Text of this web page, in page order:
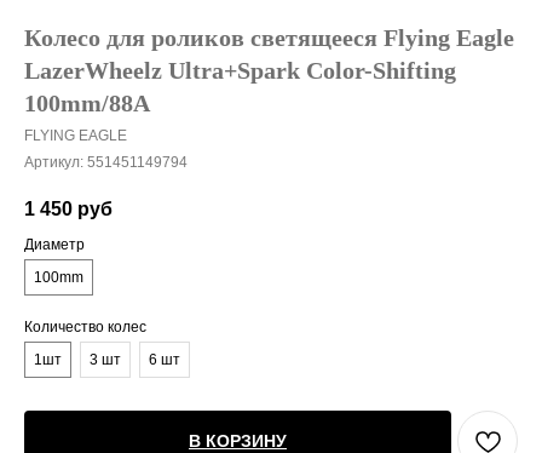
Колесо для роликов светящееся Flying Eagle
LazerWheelz Ultra+Spark Color-Shifting
100mm/88A
FLYING EAGLE
Артикул: 551451149794
1 450 руб
Диаметр
100mm
Количество колес
1шт
3 шт 6 шт
В КОРЗИНУ